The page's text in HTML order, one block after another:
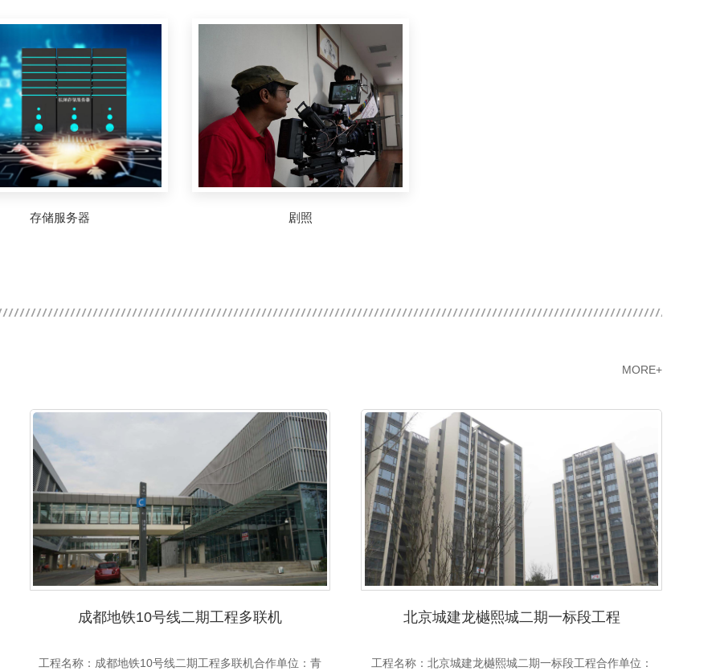
存储服务器 剧照
MORE+
成都地铁10号线二期工程多联机
工程名称：成都地铁10号线二期工程多联机合作单位：青
北京城建龙樾熙城二期一标段工程
工程名称：北京城建龙樾熙城二期一标段工程合作单位：